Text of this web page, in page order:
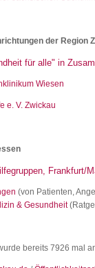
der Region
für alle" in
Wiesen
e. V. Zwickau
Frankfurt/
(von Patienten,
& Gesundheit
bereits 7926 mal